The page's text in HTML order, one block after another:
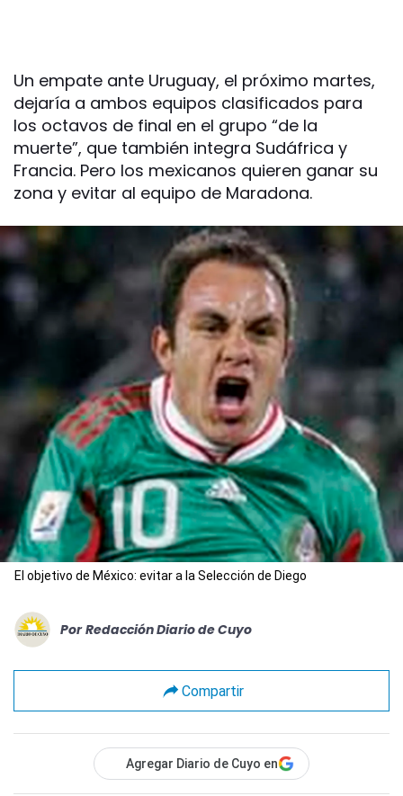
Un empate ante Uruguay, el próximo martes,
dejaría a ambos equipos clasificados para
los octavos de final en el grupo “de la
muerte”, que también integra Sudáfrica y
Francia. Pero los mexicanos quieren ganar su
zona y evitar al equipo de Maradona.
El objetivo de México: evitar a la Selección de Diego
Por Redacción Diario de Cuyo
Compartir
Agregar Diario de Cuyo en